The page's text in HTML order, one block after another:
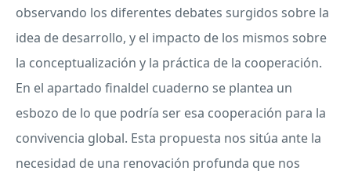
observando los diferentes debates surgidos sobre la
idea de desarrollo, y el impacto de los mismos sobre
la conceptualización y la práctica de la cooperación.
En el apartado finaldel cuaderno se plantea un
esbozo de lo que podría ser esa cooperación para la
convivencia global. Esta propuesta nos sitúa ante la
necesidad de una renovación profunda que nos